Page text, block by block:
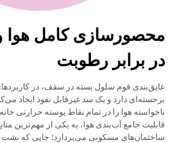
محصورسازی کامل
در برابر رطوبت
عایق‌بندی فوم سلول بسته در سقف، در
برجسته‌ای دارد و یک سد غیرقابل نفوذ ایجاد
ناخواسته هوا را در تمام نقاط پوسته حرارتی
قابلیت جامع آب‌بندی هوا، به یکی از مهم‌ترین
ساختمان‌های مسکونی می‌پردازد؛ جایی که